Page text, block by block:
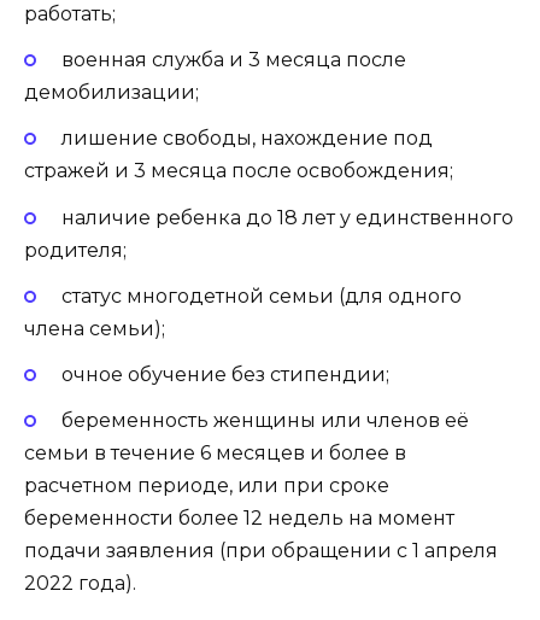
работать;
военная служба и 3 месяца после
демобилизации;
лишение свободы, нахождение под
стражей и 3 месяца после освобождения;
наличие ребенка до 18 лет у единственного
родителя;
статус многодетной семьи (для одного
члена семьи);
очное обучение без стипендии;
беременность женщины или членов её
семьи в течение 6 месяцев и более в
расчетном периоде, или при сроке
беременности более 12 недель на момент
подачи заявления (при обращении с 1 апреля
2022 года).